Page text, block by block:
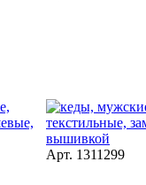
Арт. 1311299